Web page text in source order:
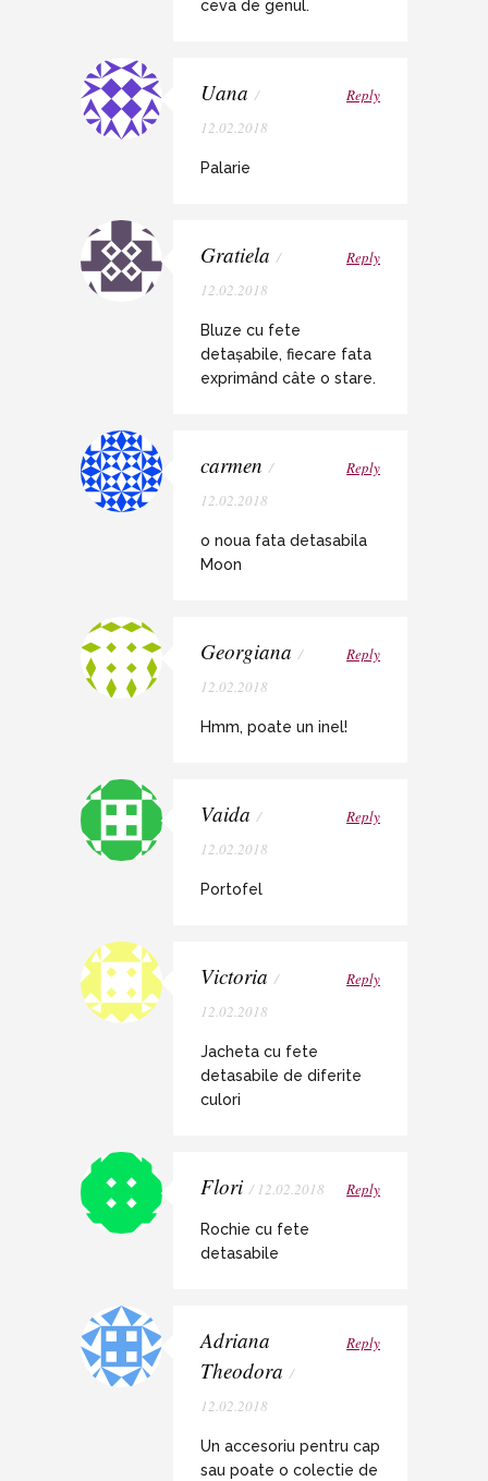
ceva de genul.
Uana /
12.02.2018
Reply
Palarie
Gratiela /
12.02.2018
Reply
Bluze cu fete
detașabile, fiecare fata
exprimând câte o stare.
carmen /
12.02.2018
Reply
o noua fata detasabila
Moon
Georgiana /
12.02.2018
Reply
Hmm, poate un inel!
Vaida /
12.02.2018
Reply
Portofel
Victoria /
12.02.2018
Reply
Jacheta cu fete
detasabile de diferite
culori
Flori / 12.02.2018 Reply
Rochie cu fete
detasabile
Adriana
Theodora /
12.02.2018
Reply
Un accesoriu pentru cap
sau poate o colectie de